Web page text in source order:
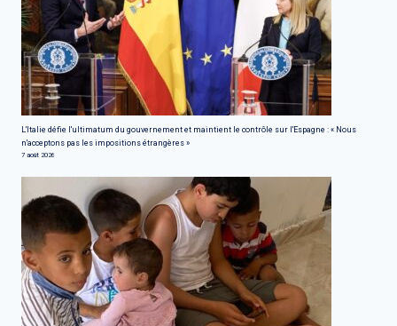
L'Italie défie l'ultimatum du gouvernement et maintient le contrôle sur l'Espagne : « Nous
n'acceptons pas les impositions étrangères »
7 août 2026